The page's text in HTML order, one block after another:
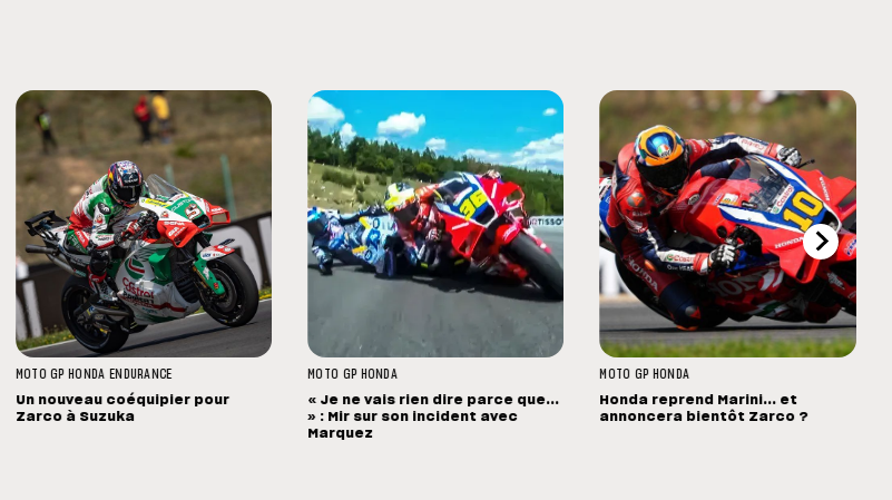
MOTO GP HONDA ENDURANCE
Un nouveau coéquipier pour
Zarco à Suzuka
MOTO GP HONDA
« Je ne vais rien dire parce que...
» : Mir sur son incident avec
Marquez
MOTO GP HONDA
Honda reprend Marini... et
annoncera bientôt Zarco ?